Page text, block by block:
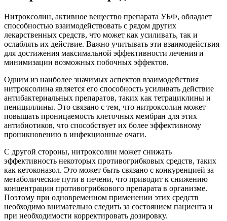
Нитроксолин, активное вещество препарата УБФ, обладает
способностью взаимодействовать с рядом других
лекарственных средств, что может как усиливать, так и
ослаблять их действие. Важно учитывать эти взаимодействия
для достижения максимальной эффективности лечения и
минимизации возможных побочных эффектов.
Одним из наиболее значимых аспектов взаимодействия
нитроксолина является его способность усиливать действие
антибактериальных препаратов, таких как тетрациклины и
пенициллины. Это связано с тем, что нитроксолин может
повышать проницаемость клеточных мембран для этих
антибиотиков, что способствует их более эффективному
проникновению в инфекционные очаги.
С другой стороны, нитроксолин может снижать
эффективность некоторых противогрибковых средств, таких
как кетоконазол. Это может быть связано с конкуренцией за
метаболические пути в печени, что приводит к снижению
концентрации противогрибкового препарата в организме.
Поэтому при одновременном применении этих средств
необходимо внимательно следить за состоянием пациента и
при необходимости корректировать дозировку.